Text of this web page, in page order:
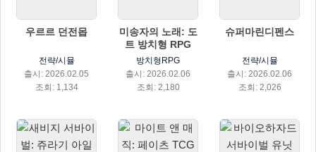
우르르 던전몹
전략/시뮬
출시: 2026.02.05
조회: 1,134
미송자의 노래: 도
트 방치형 RPG
방치형RPG
출시: 2026.02.06
조회: 2,180
슈퍼마린디펜스
전략/시뮬
출시: 2026.02.06
조회: 2,026